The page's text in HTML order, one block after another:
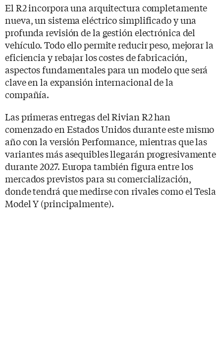
El R2 incorpora una arquitectura completamente
nueva, un sistema eléctrico simplificado y una
profunda revisión de la gestión electrónica del
vehículo. Todo ello permite reducir peso, mejorar la
eficiencia y rebajar los costes de fabricación,
aspectos fundamentales para un modelo que será
clave en la expansión internacional de la
compañía.
Las primeras entregas del Rivian R2 han
comenzado en Estados Unidos durante este mismo
año con la versión Performance, mientras que las
variantes más asequibles llegarán progresivamente
durante 2027. Europa también figura entre los
mercados previstos para su comercialización,
donde tendrá que medirse con rivales como el Tesla
Model Y (principalmente).